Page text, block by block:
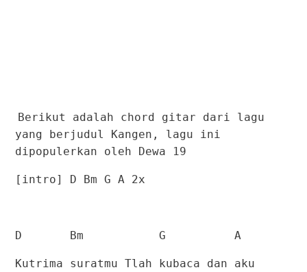
Berikut adalah chord gitar dari lagu
yang berjudul Kangen, lagu ini
dipopulerkan oleh Dewa 19
[intro] D Bm G A 2x
D Bm G A
Kutrima suratmu Tlah kubaca dan aku